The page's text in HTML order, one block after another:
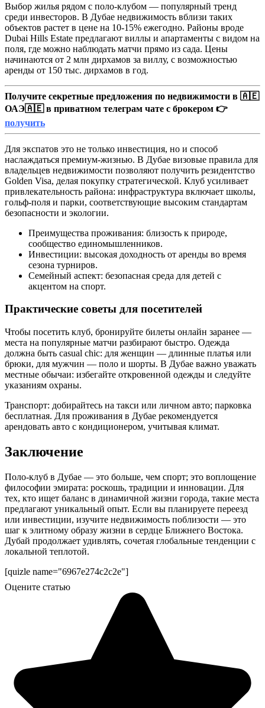
Выбор жилья рядом с поло-клубом — популярный тренд
среди инвесторов. В Дубае недвижимость вблизи таких
объектов растет в цене на 10-15% ежегодно. Районы вроде
Dubai Hills Estate предлагают виллы и апартаменты с видом на
поля, где можно наблюдать матчи прямо из сада. Цены
начинаются от 2 млн дирхамов за виллу, с возможностью
аренды от 150 тыс. дирхамов в год.
Получите секретные предложения по недвижимости в 🇦🇪
ОАЭ🇦🇪 в приватном телеграм чате с брокером 👉
получить
Для экспатов это не только инвестиция, но и способ
наслаждаться премиум-жизнью. В Дубае визовые правила для
владельцев недвижимости позволяют получить резидентство
Golden Visa, делая покупку стратегической. Клуб усиливает
привлекательность района: инфраструктура включает школы,
гольф-поля и парки, соответствующие высоким стандартам
безопасности и экологии.
Преимущества проживания: близость к природе,
сообщество единомышленников.
Инвестиции: высокая доходность от аренды во время
сезона турниров.
Семейный аспект: безопасная среда для детей с
акцентом на спорт.
Практические советы для посетителей
Чтобы посетить клуб, бронируйте билеты онлайн заранее —
места на популярные матчи разбирают быстро. Одежда
должна быть casual chic: для женщин — длинные платья или
брюки, для мужчин — поло и шорты. В Дубае важно уважать
местные обычаи: избегайте откровенной одежды и следуйте
указаниям охраны.
Транспорт: добирайтесь на такси или личном авто; парковка
бесплатная. Для проживания в Дубае рекомендуется
арендовать авто с кондиционером, учитывая климат.
Заключение
Поло-клуб в Дубае — это больше, чем спорт; это воплощение
философии эмирата: роскошь, традиции и инновации. Для
тех, кто ищет баланс в динамичной жизни города, такие места
предлагают уникальный опыт. Если вы планируете переезд
или инвестиции, изучите недвижимость поблизости — это
шаг к элитному образу жизни в сердце Ближнего Востока.
Дубай продолжает удивлять, сочетая глобальные тенденции с
локальной теплотой.
[quizle name="6967e274c2c2e"]
Оцените статью